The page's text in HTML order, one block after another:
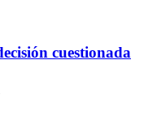
cuestionada